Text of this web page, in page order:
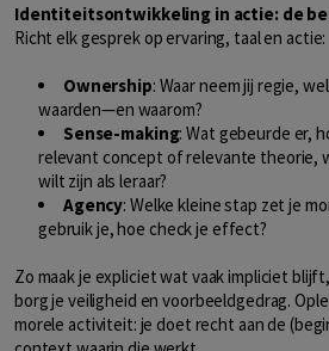
Identiteitsontwikkeling in actie: de
Richt elk gesprek op ervaring, taal en actie:
Ownership: Waar neem jij regie,
waarden—en waarom?
Sense-making: Wat gebeurde er,
relevant concept of relevante theorie,
wilt zijn als leraar?
Agency: Welke kleine stap zet je
gebruik je, hoe check je effect?
Zo maak je expliciet wat vaak impliciet
borg je veiligheid en voorbeeldgedrag.
morele activiteit: je doet recht aan de